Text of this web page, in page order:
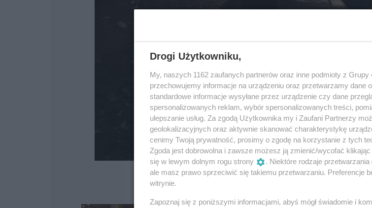
2 / 33
Drogi Użytkowniku,
My, naszych 1162 zaufanych partnerów oraz inne podmioty z
przechowujemy informacje na urządzeniu oraz przetwarzamy dane
standardowe informacje wysyłane przez urządzenie czy dane
spersonalizowanych reklam, wybór spersonalizowanych treści,
ulepszanie usług. Za zgodą Użytkownika my i Zaufani Partnerzy
geolokalizacyjnych oraz aktywnie skanować charakterystykę
cenimy Twoją prywatność, prosimy o zgodę na korzystanie z tych
Zgoda jest dobrowolna i zawsze możesz ją zmienić/wycofać
się w lewym dolnym rogu strony
. Niektóre rodzaje
ale masz prawo sprzeciwić się takiemu przetwarzaniu. Preferencje
witrynie.
Zapoznaj się z poniższymi informacjami, abyś mógł świadomie i